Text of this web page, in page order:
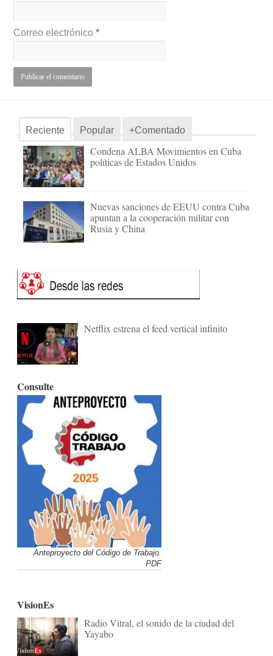
Correo electrónico*
Reciente Popular +Comentado
Condena ALBA Movimientos en Cuba
políticas de Estados Unidos
Nuevas sanciones de EEUU contra Cuba
apuntan a la cooperación militar con
Rusia y China
Netflix estrena el feed vertical infinito
Consulte
Anteproyecto del Código de Trabajo.
PDF
VisionEs
Radio Vitral, el sonido de la ciudad del
Yayabo